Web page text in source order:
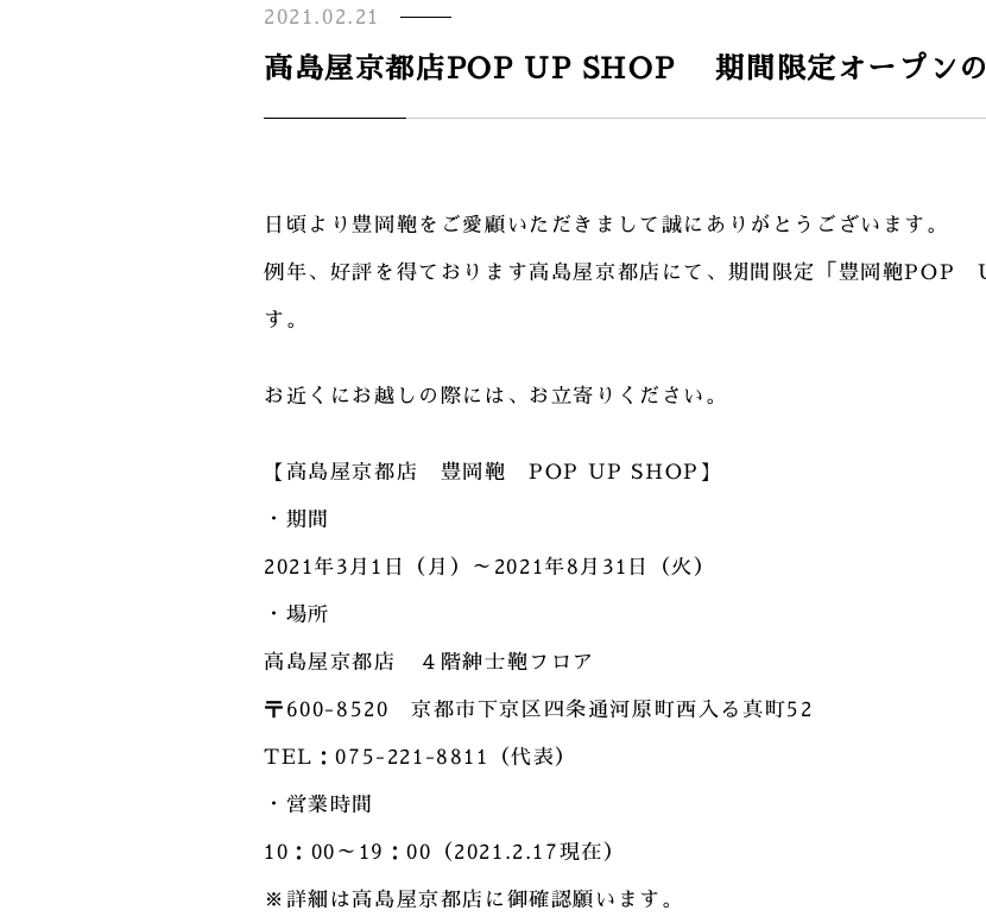
2021.02.21
高島屋京都店POP UP SHOP 期間限定オープン
日頃より豊岡鞄をご愛顧いただきまして誠にありがとうございます。
例年、好評を得ております高島屋京都店にて、期間限定「豊岡鞄
す。
お近くにお越しの際には、お立寄りください。
【高島屋京都店 豊岡鞄 POP UP SHOP】
・期間
2021年3月1日（月）～2021年8月31日（火）
・場所
高島屋京都店 ４階紳士鞄フロア
〒600-8520 京都市下京区四条通河原町西入る真町52
TEL：075-221-8811（代表）
・営業時間
10：00～19：00（2021.2.17現在）
※詳細は高島屋京都店に御確認願います。